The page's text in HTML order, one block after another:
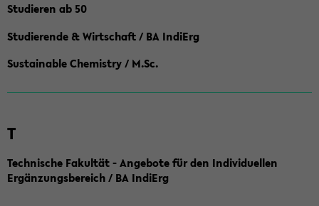
Studieren ab 50
Studierende & Wirtschaft / BA IndiErg
Sustainable Chemistry / M.Sc.
T
Technische Fakultät - Angebote für den Individuellen
Ergänzungsbereich / BA IndiErg